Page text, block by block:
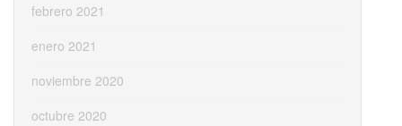
febrero 2021
enero 2021
noviembre 2020
octubre 2020